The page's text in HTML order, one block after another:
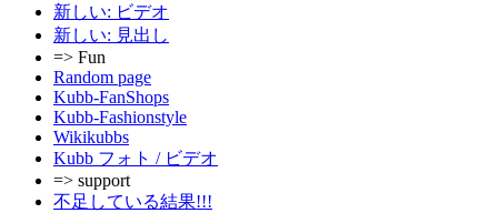
新しい: ビデオ
新しい: 見出し
=> Fun
Random page
Kubb-FanShops
Kubb-Fashionstyle
Wikikubbs
Kubb フォト / ビデオ
=> support
不足している結果!!!